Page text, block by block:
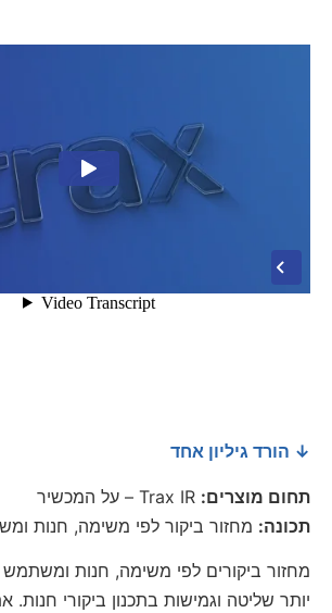
↓ הורד גיליון אחד
תחום מוצרים:
תכונה: מחזור ביקור לפי משימה, חנות
מחזור ביקורים לפי משימה, חנות ומשתמש
יותר שליטה וגמישות בתכנון ביקורי חנות.